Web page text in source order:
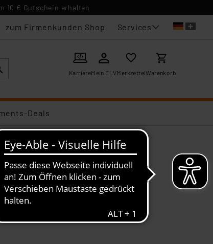
10 € Gutschein erhalten
zum Firmenkunden Shop Services
KarriereMein ELVMerkzettelWarenkorb
Deals